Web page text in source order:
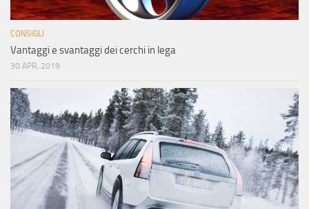
CONSIGLI
Vantaggi e svantaggi dei cerchi in lega
30 APR, 2019